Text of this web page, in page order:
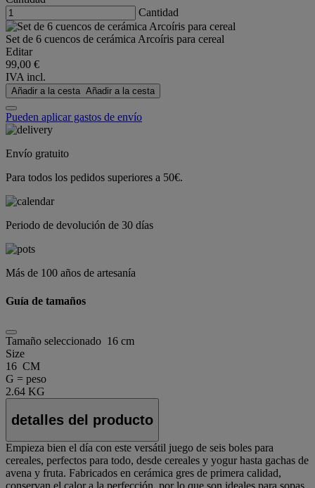
Cantidad
Set de 6 cuencos de cerámica Arcoíris para cereal
Editar
99,00 €
IVA incl.
Añadir a la cesta Añadir a la cesta
Pueden aplicar gastos de envío
Envío gratuito
Para todos los pedidos superiores a 50€.
Periodo de devolución de 30 días
Más de 100 años de artesanía
Guía de tamaños
Tamaño seleccionado 16 cm
Size
16 CM
G = peso
2.64 KG
detalles del producto
Empieza bien el día con este versátil juego de seis boles para
cereales, perfectos para todo, desde cereales y yogur hasta gachas de
avena y fruta. Fabricados en cerámica gres de primera calidad,